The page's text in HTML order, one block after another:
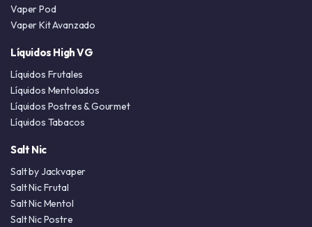
Vaper Pod
Vaper Kit Avanzado
Líquidos High VG
Líquidos Frutales
Líquidos Mentolados
Líquidos Postres & Gourmet
Líquidos Tabacos
Salt Nic
Salt by Jackvaper
Salt Nic Frutal
Salt Nic Mentol
Salt Nic Postre